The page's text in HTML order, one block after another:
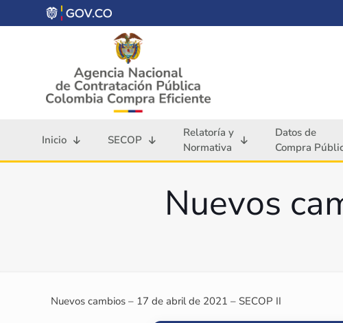
Inicio SECOP
Relatoría y
Normativa
Datos de
Compra
Nuevos
Nuevos cambios – 17 de abril de 2021 – SECOP II